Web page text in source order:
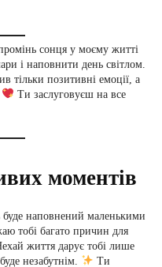
сонця у моєму житті
і наповнити день світлом.
тільки позитивні емоції, а
Ти заслуговуєш на все
моментів
наповнений маленькими
тобі багато причин для
життя дарує тобі лише
незабутнім.
Ти